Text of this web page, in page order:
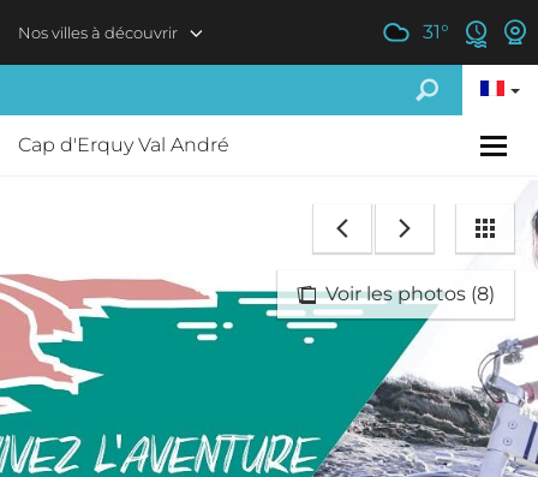
Nos villes à découvrir 31°
Cap d'Erquy Val André
Voir les photos (8)